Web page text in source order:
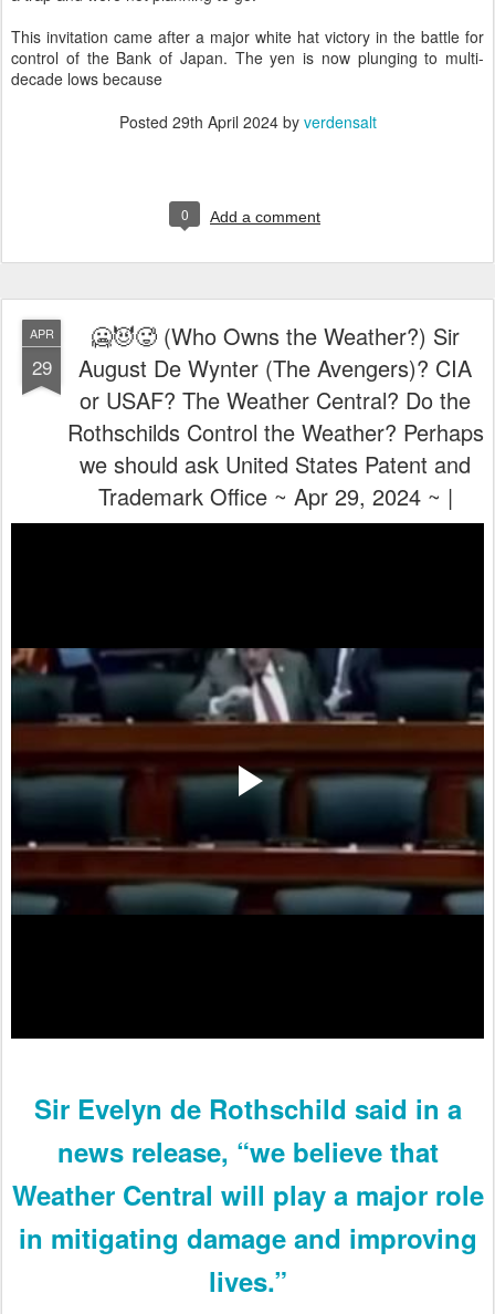
This invitation came after a major white hat victory in the battle for
control of the Bank of Japan. The yen is now plunging to multi-
decade lows because
Posted 29th April 2024by verdensalt
0 Add a comment
APR
29
🥶😈🥵 (Who Owns the Weather?) Sir
August De Wynter (The Avengers)? CIA
or USAF? The Weather Central? Do the
Rothschilds Control the Weather? Perhaps
we should ask United States Patent and
Trademark Office​ ~ Apr 29, 2024 ~ |
Sir Evelyn de Rothschild said in a
news release, “we believe that
Weather Central will play a major role
in mitigating damage and improving
lives.”